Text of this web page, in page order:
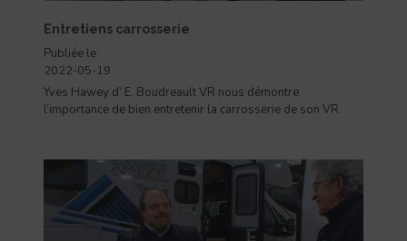
Entretiens carrosserie
Publiée le
2022-05-19
Yves Hawey d’ E. Boudreault VR nous démontre
l’importance de bien entretenir la carrosserie de son VR